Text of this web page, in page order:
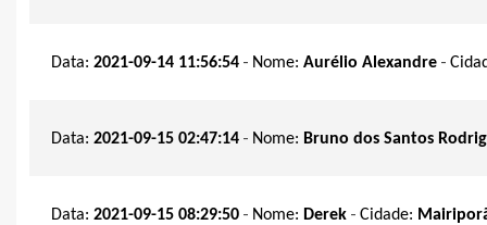
Data: 2021-09-14 11:56:54 - Nome: Aurélio Alexandre -
Data: 2021-09-15 02:47:14 - Nome: Bruno dos Santos
Data: 2021-09-15 08:29:50 - Nome: Derek - Cidade: